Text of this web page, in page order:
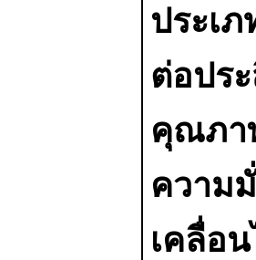
ประเ
ต่อปร
คุณภา
ความ
เคลื่อ